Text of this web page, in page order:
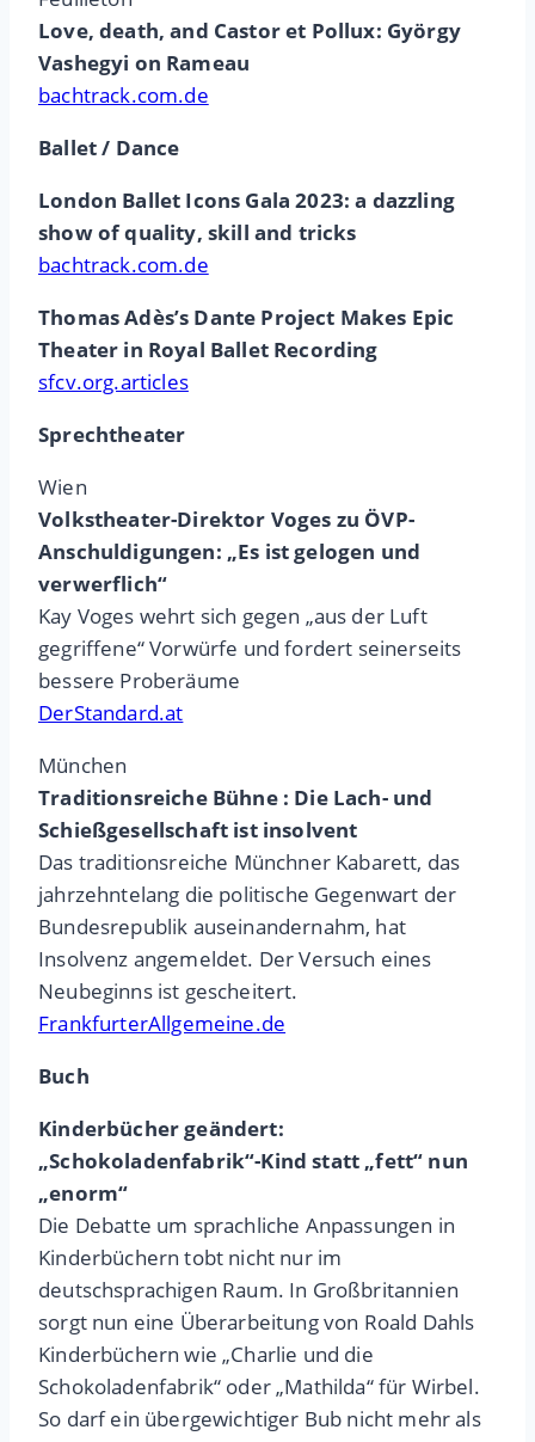
Love, death, and Castor et Pollux: György
Vashegyi on Rameau
bachtrack.com.de
Ballet / Dance
London Ballet Icons Gala 2023: a dazzling
show of quality, skill and tricks
bachtrack.com.de
Thomas Adès’s Dante Project Makes Epic
Theater in Royal Ballet Recording
sfcv.org.articles
Sprechtheater
Wien
Volkstheater-Direktor Voges zu ÖVP-
Anschuldigungen: „Es ist gelogen und
verwerflich“
Kay Voges wehrt sich gegen „aus der Luft
gegriffene“ Vorwürfe und fordert seinerseits
bessere Proberäume
DerStandard.at
München
Traditionsreiche Bühne : Die Lach- und
Schießgesellschaft ist insolvent
Das traditionsreiche Münchner Kabarett, das
jahrzehntelang die politische Gegenwart der
Bundesrepublik auseinandernahm, hat
Insolvenz angemeldet. Der Versuch eines
Neubeginns ist gescheitert.
FrankfurterAllgemeine.de
Buch
Kinderbücher geändert:
„Schokoladenfabrik“-Kind statt „fett“ nun
„enorm“
Die Debatte um sprachliche Anpassungen in
Kinderbüchern tobt nicht nur im
deutschsprachigen Raum. In Großbritannien
sorgt nun eine Überarbeitung von Roald Dahls
Kinderbüchern wie „Charlie und die
Schokoladenfabrik“ oder „Mathilda“ für Wirbel.
So darf ein übergewichtiger Bub nicht mehr als